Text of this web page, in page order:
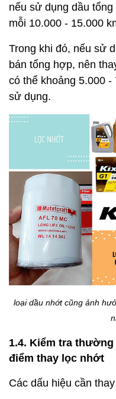
nếu sử dụng dầu
mỗi 10.000 - 15.000
Trong khi đó, nếu sử
bán tổng hợp, nên
có thể khoảng 5.000 -
sử dụng.
loại dầu nhớt cũng ảnh
1.4. Kiểm tra
điểm thay lọc nhớt
Các dấu hiệu cần